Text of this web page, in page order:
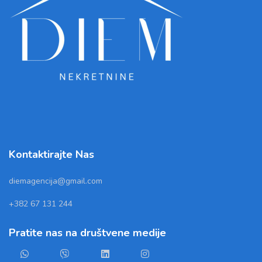
Kontaktirajte Nas
diemagencija@gmail.com
+382 67 131 244
Pratite nas na društvene medije